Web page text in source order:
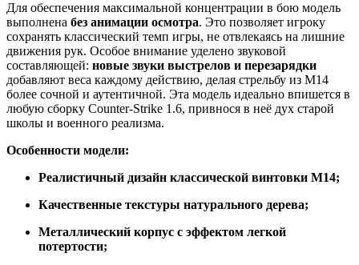
Для обеспечения максимальной концентрации в бою модель
выполнена без анимации осмотра. Это позволяет игроку
сохранять классический темп игры, не отвлекаясь на лишние
движения рук. Особое внимание уделено звуковой
составляющей: новые звуки выстрелов и перезарядки
добавляют веса каждому действию, делая стрельбу из M14
более сочной и аутентичной. Эта модель идеально впишется в
любую сборку Counter-Strike 1.6, привнося в неё дух старой
школы и военного реализма.
Особенности модели:
Реалистичный дизайн классической винтовки M14;
Качественные текстуры натурального дерева;
Металлический корпус с эффектом легкой
потертости;